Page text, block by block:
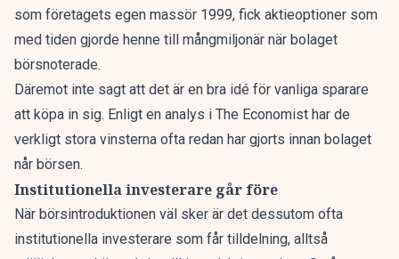
som företagets egen massör 1999, fick aktieoptioner som
med tiden gjorde henne till mångmiljonär när bolaget
börsnoterade.
Däremot inte sagt att det är en bra idé för vanliga sparare
att köpa in sig. Enligt en analys i The Economist har de
verkligt stora vinsterna ofta redan har gjorts innan bolaget
når börsen.
Institutionella investerare går före
När börsintroduktionen väl sker är det dessutom ofta
institutionella investerare som får tilldelning, alltså